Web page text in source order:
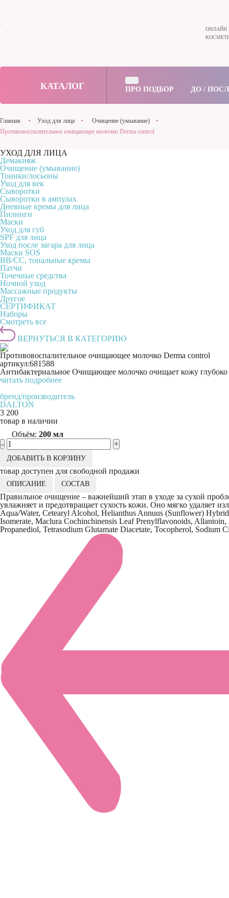
ОНЛАЙН
КАТАЛОГ ПРО ПОДБОР ДО /
Главная Уход для лица
Очищение (умывание)
Противовоспалительное очищающее молочко Derma control
УХОД ДЛЯ ЛИЦА
Демакияж
Очищение (умывание)
Тоники/лосьоны
Уход для век
Сыворотки
Сыворотки в ампулах
Дневные кремы для лица
Пилинги
Маски
Уход для губ
SPF для лица
Уход после загара для лица
Маски SOS
BB/CC, тональные кремы
Патчи
Точечные средства
Ночной уход
Массажные продукты
Другое
СЕРТИФИКАТ
Наборы
Смотреть все
ВЕРНУТЬСЯ В КАТЕГОРИЮ
Противовоспалительное очищающее молочко Derma control
артикул:681588
Антибактериальное Очищающее молочко очищает кожу
читать подробнее
бренд/производитель
DALTON
3 200
товар в наличии
Объём: 200 мл
-
+
ДОБАВИТЬ В КОРЗИНУ
товар доступен для свободной продажи
ОПИСАНИЕ СОСТАВ
Правильное очищение – важнейший этап в уходе за сухой
увлажняет и предотвращает сухость кожи. Оно мягко удаляет
Aqua/Water, Cetearyl Alcohol, Helianthus Annuus (Sunflower)
Isomerate, Maclura Cochinchinensis Leaf Prenylflavonoids,
Propanediol, Tetrasodium Glutamate Diacetate, Tocopherol,